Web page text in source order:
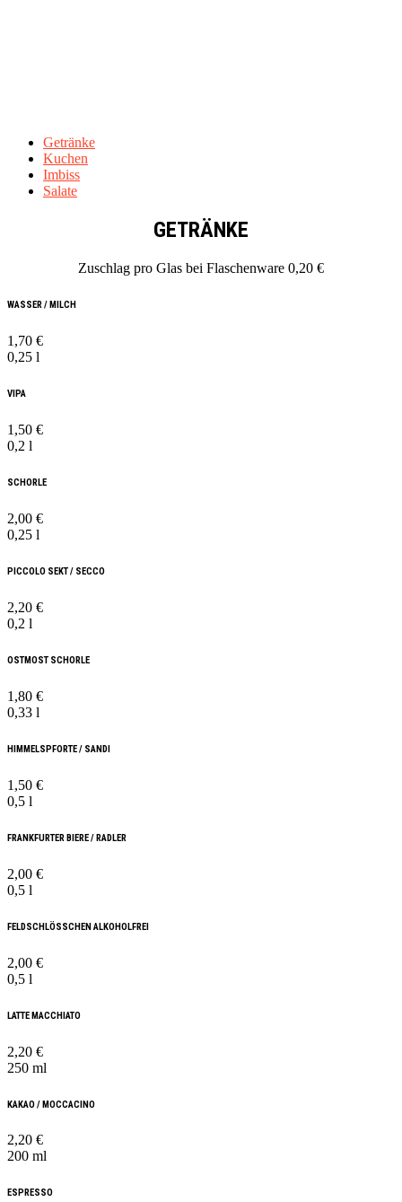
Getränke
Kuchen
Imbiss
Salate
GETRÄNKE
Zuschlag pro Glas bei Flaschenware 0,20 €
WASSER / MILCH
1,70 €
0,25 l
VIPA
1,50 €
0,2 l
SCHORLE
2,00 €
0,25 l
PICCOLO SEKT / SECCO
2,20 €
0,2 l
OSTMOST SCHORLE
1,80 €
0,33 l
HIMMELSPFORTE / SANDI
1,50 €
0,5 l
FRANKFURTER BIERE / RADLER
2,00 €
0,5 l
FELDSCHLÖSSCHEN ALKOHOLFREI
2,00 €
0,5 l
LATTE MACCHIATO
2,20 €
250 ml
KAKAO / MOCCACINO
2,20 €
200 ml
ESPRESSO